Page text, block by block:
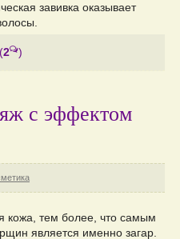
завивка оказывает
(2 )
с эффектом
кожа, тем более, что самым
является именно загар.